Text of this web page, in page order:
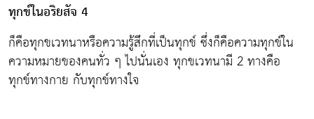
ทุกข์ในอริยสัจ 4
ก็คือทุกขเวทนาหรือความรู้สึกที่เป็นทุกข์ ซึ่งก็คือความทุกข์ใน
ความหมายของคนทั่ว ๆ ไปนั่นเอง ทุกขเวทนามี 2 ทางคือ
ทุกข์ทางกาย กับทุกข์ทางใจ